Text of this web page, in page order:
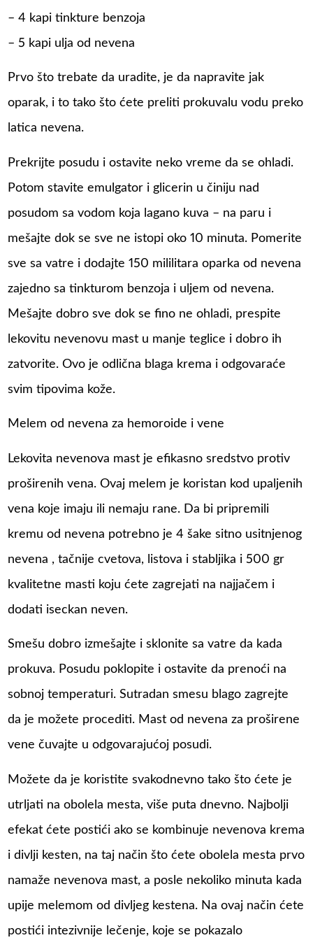
– 4 kapi tinkture benzoja
– 5 kapi ulja od nevena
Prvo što trebate da uradite, je da napravite jak
oparak, i to tako što ćete preliti prokuvalu vodu preko
latica nevena.
Prekrijte posudu i ostavite neko vreme da se ohladi.
Potom stavite emulgator i glicerin u činiju nad
posudom sa vodom koja lagano kuva – na paru i
mešajte dok se sve ne istopi oko 10 minuta. Pomerite
sve sa vatre i dodajte 150 mililitara oparka od nevena
zajedno sa tinkturom benzoja i uljem od nevena.
Mešajte dobro sve dok se fino ne ohladi, prespite
lekovitu nevenovu mast u manje teglice i dobro ih
zatvorite. Ovo je odlična blaga krema i odgovaraće
svim tipovima kože.
Melem od nevena za hemoroide i vene
Lekovita nevenova mast je efikasno sredstvo protiv
proširenih vena. Ovaj melem je koristan kod upaljenih
vena koje imaju ili nemaju rane. Da bi pripremili
kremu od nevena potrebno je 4 šake sitno usitnjenog
nevena , tačnije cvetova, listova i stabljika i 500 gr
kvalitetne masti koju ćete zagrejati na najjačem i
dodati iseckan neven.
Smešu dobro izmešajte i sklonite sa vatre da kada
prokuva. Posudu poklopite i ostavite da prenoći na
sobnoj temperaturi. Sutradan smesu blago zagrejte
da je možete procediti. Mast od nevena za proširene
vene čuvajte u odgovarajućoj posudi.
Možete da je koristite svakodnevno tako što ćete je
utrljati na obolela mesta, više puta dnevno. Najbolji
efekat ćete postići ako se kombinuje nevenova krema
i divlji kesten, na taj način što ćete obolela mesta prvo
namaže nevenova mast, a posle nekoliko minuta kada
upije melemom od divljeg kestena. Na ovaj način ćete
postići intezivnije lečenje, koje se pokazalo